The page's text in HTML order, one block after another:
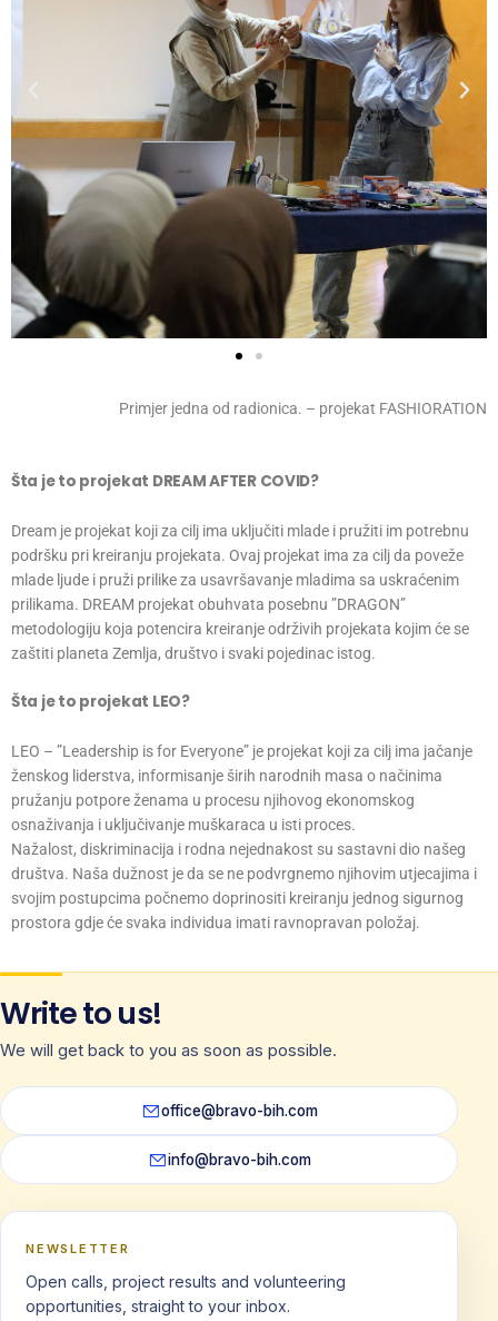
Primjer jedna od radionica. – projekat FASHIORATION
Šta je to projekat DREAM AFTER COVID?
Dream je projekat koji za cilj ima uključiti mlade i pružiti im potrebnu
podršku pri kreiranju projekata. Ovaj projekat ima za cilj da poveže
mlade ljude i pruži prilike za usavršavanje mladima sa uskraćenim
prilikama. DREAM projekat obuhvata posebnu ”DRAGON”
metodologiju koja potencira kreiranje održivih projekata kojim će se
zaštiti planeta Zemlja, društvo i svaki pojedinac istog.
Šta je to projekat LEO?
LEO – ”Leadership is for Everyone” je projekat koji za cilj ima jačanje
ženskog liderstva, informisanje širih narodnih masa o načinima
pružanju potpore ženama u procesu njihovog ekonomskog
osnaživanja i uključivanje muškaraca u isti proces.
Nažalost, diskriminacija i rodna nejednakost su sastavni dio našeg
društva. Naša dužnost je da se ne podvrgnemo njihovim utjecajima i
svojim postupcima počnemo doprinositi kreiranju jednog sigurnog
prostora gdje će svaka individua imati ravnopravan položaj.
Write to us!
We will get back to you as soon as possible.
office@bravo-bih.com
info@bravo-bih.com
NEWSLETTER
Open calls, project results and volunteering
opportunities, straight to your inbox.